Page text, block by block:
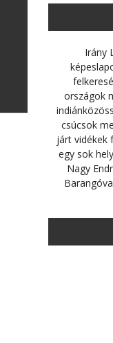
Irány
országok
csúcsok
járt vidékek
egy sok
Nagy